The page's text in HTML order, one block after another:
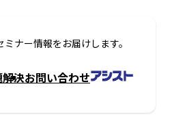
ナー情報をお届けします。
決お問い合わせ